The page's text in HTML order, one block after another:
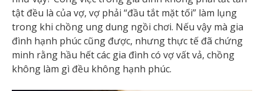
tật đều là của vợ, vợ phải “đầu tắt mặt tối” làm lụng
trong khi chồng ung dung ngồi chơi. Nếu vậy mà gia
đình hạnh phúc cũng được, nhưng thực tế đã chứng
minh rằng hầu hết các gia đình có vợ vất vả, chồng
không làm gì đều không hạnh phúc.